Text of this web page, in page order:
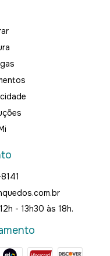
- 13h30 às 18h.